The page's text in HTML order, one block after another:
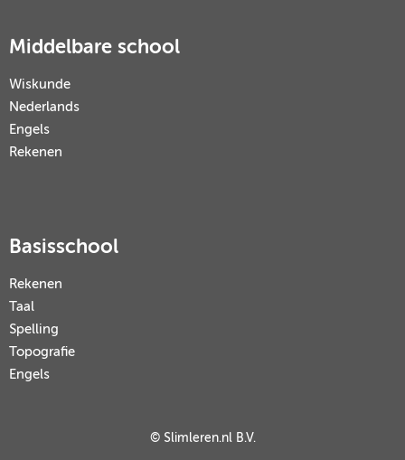
Middelbare school
Wiskunde
Nederlands
Engels
Rekenen
Basisschool
Rekenen
Taal
Spelling
Topografie
Engels
© Slimleren.nl B.V.